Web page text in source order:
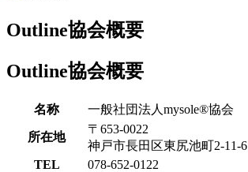
Outline協会概要
Outline協会概要
名称 一般社団法人mysole®協会
所在地
〒653-0022
神戸市長田区東尻池町2-11-6
TEL
078-652-0122